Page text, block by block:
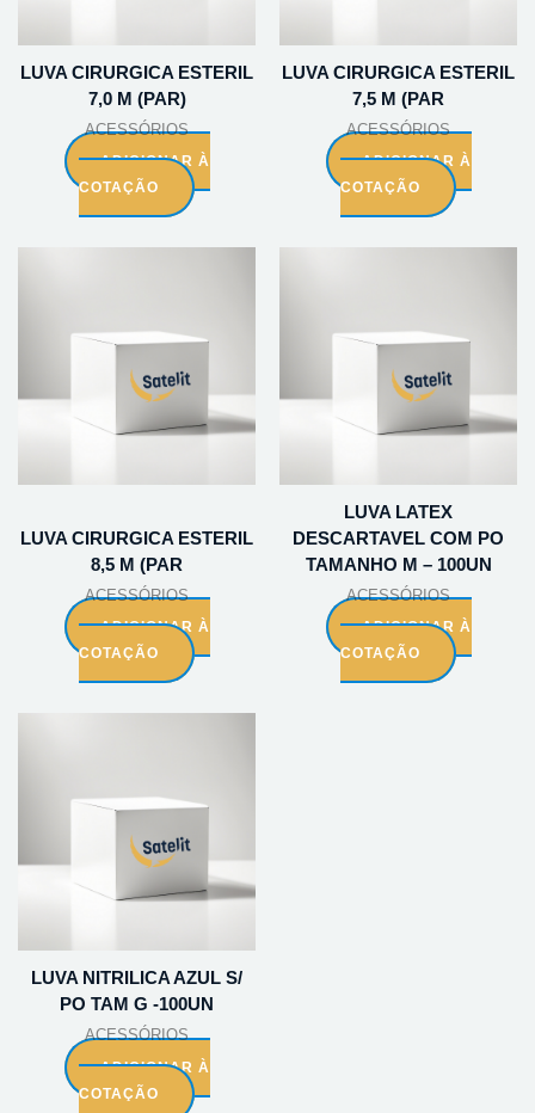
LUVA CIRURGICA ESTERIL
7,0 M (PAR)
ACESSÓRIOS
ADICIONAR À
COTAÇÃO
LUVA CIRURGICA ESTERIL
7,5 M (PAR
ACESSÓRIOS
ADICIONAR À
COTAÇÃO
LUVA CIRURGICA ESTERIL
8,5 M (PAR
ACESSÓRIOS
ADICIONAR À
COTAÇÃO
LUVA LATEX
DESCARTAVEL COM PO
TAMANHO M – 100UN
ACESSÓRIOS
ADICIONAR À
COTAÇÃO
LUVA NITRILICA AZUL S/
PO TAM G -100UN
ACESSÓRIOS
ADICIONAR À
COTAÇÃO